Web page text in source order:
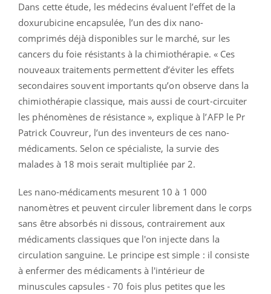
Dans cette étude, les médecins évaluent l’effet de la
doxurubicine encapsulée, l’un des dix nano-
comprimés déjà disponibles sur le marché, sur les
cancers du foie résistants à la chimiothérapie. « Ces
nouveaux traitements permettent d’éviter les effets
secondaires souvent importants qu’on observe dans la
chimiothérapie classique, mais aussi de court-circuiter
les phénomènes de résistance », explique à l’AFP le Pr
Patrick Couvreur, l’un des inventeurs de ces nano-
médicaments. Selon ce spécialiste, la survie des
malades à 18 mois serait multipliée par 2.
Les nano-médicaments mesurent 10 à 1 000
nanomètres et peuvent circuler librement dans le corps
sans être absorbés ni dissous, contrairement aux
médicaments classiques que l'on injecte dans la
circulation sanguine. Le principe est simple : il consiste
à enfermer des médicaments à l'intérieur de
minuscules capsules - 70 fois plus petites que les